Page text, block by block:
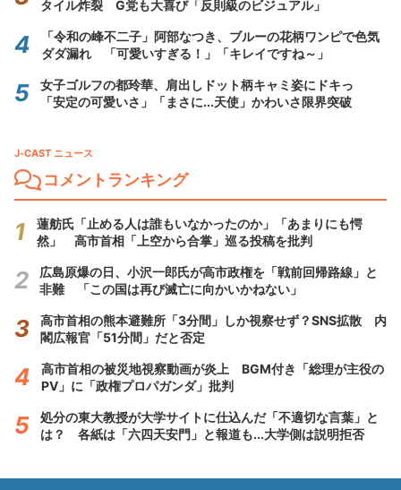
タイル炸裂 G党も大喜び「反則級のビジュアル」
「令和の峰不二子」阿部なつき、ブルーの花柄ワンピで色気
ダダ漏れ 「可愛いすぎる！」「キレイですね～」
女子ゴルフの都玲華、肩出しドット柄キャミ姿にドキっ
「安定の可愛いさ」「まさに...天使」かわいさ限界突破
J-CAST ニュース
コメントランキング
蓮舫氏「止める人は誰もいなかったのか」「あまりにも愕
然」 高市首相「上空から合掌」巡る投稿を批判
広島原爆の日、小沢一郎氏が高市政権を「戦前回帰路線」と
非難 「この国は再び滅亡に向かいかねない」
高市首相の熊本避難所「3分間」しか視察せず？SNS拡散 内
閣広報官「51分間」だと否定
高市首相の被災地視察動画が炎上 BGM付き「総理が主役の
PV」に「政権プロパガンダ」批判
処分の東大教授が大学サイトに仕込んだ「不適切な言葉」と
は？ 各紙は「六四天安門」と報道も...大学側は説明拒否